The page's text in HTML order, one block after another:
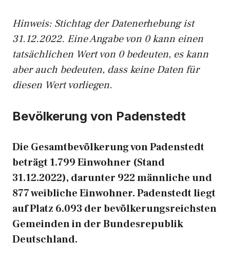
Hinweis: Stichtag der Datenerhebung ist
31.12.2022. Eine Angabe von 0 kann einen
tatsächlichen Wert von 0 bedeuten, es kann
aber auch bedeuten, dass keine Daten für
diesen Wert vorliegen.
Bevölkerung von Padenstedt
Die Gesamtbevölkerung von Padenstedt
beträgt 1.799 Einwohner (Stand
31.12.2022), darunter 922 männliche und
877 weibliche Einwohner. Padenstedt liegt
auf Platz 6.093 der bevölkerungsreichsten
Gemeinden in der Bundesrepublik
Deutschland.